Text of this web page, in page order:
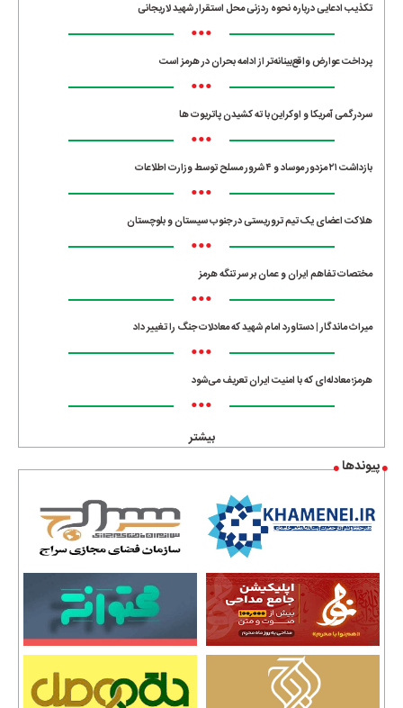
تکذیب ادعایی درباره نحوه ردزنی محل استقرار شهید لاریجانی
•••
پرداخت عوارض واقع‌بینانه‌تر از ادامه بحران در هرمز است
•••
سردرگمی آمریکا و اوکراین با ته کشیدن پاتریوت ها
•••
بازداشت ۲۱ مزدور موساد و ۴ شرور مسلح توسط وزارت اطلاعات
•••
هلاکت اعضای یک تیم تروریستی در جنوب سیستان و بلوچستان
•••
مختصات تفاهم ایران و عمان بر سر تنگه هرمز
•••
میراث ماندگار | دستاورد امام شهید که معادلات جنگ را تغییر داد
•••
هرمز؛ معادله‌ای که با امنیت ایران تعریف می‌شود
•••
بیشتر
پیوندها